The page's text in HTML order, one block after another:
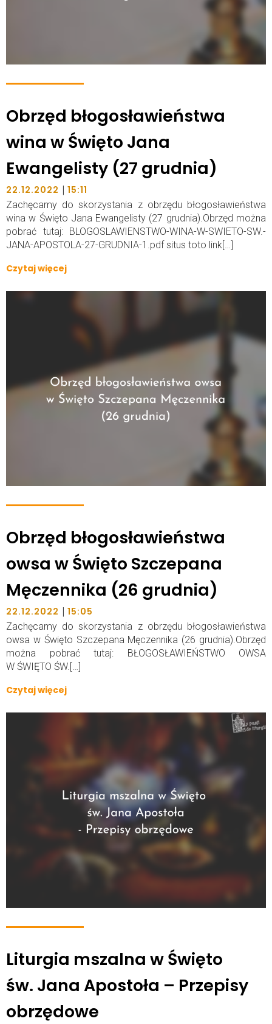
Obrzęd błogosławieństwa
wina w Święto Jana
Ewangelisty (27 grudnia)
22.12.2022 | 15:11
Zachęcamy do skorzystania z obrzędu błogosławieństwa
wina w Święto Jana Ewangelisty (27 grudnia).Obrzęd można
pobrać tutaj: BLOGOSLAWIENSTWO-WINA-W-SWIETO-SW.-
JANA-APOSTOLA-27-GRUDNIA-1.pdf situs toto link[…]
Czytaj więcej
Obrzęd błogosławieństwa
owsa w Święto Szczepana
Męczennika (26 grudnia)
22.12.2022 | 15:05
Zachęcamy do skorzystania z obrzędu błogosławieństwa
owsa w Święto Szczepana Męczennika (26 grudnia).Obrzęd
można pobrać tutaj: BŁOGOSŁAWIEŃSTWO OWSA
W ŚWIĘTO ŚW.[…]
Czytaj więcej
Liturgia mszalna w Święto
św. Jana Apostoła – Przepisy
obrzędowe